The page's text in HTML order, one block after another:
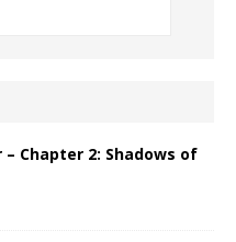
Chapter 2: Shadows of